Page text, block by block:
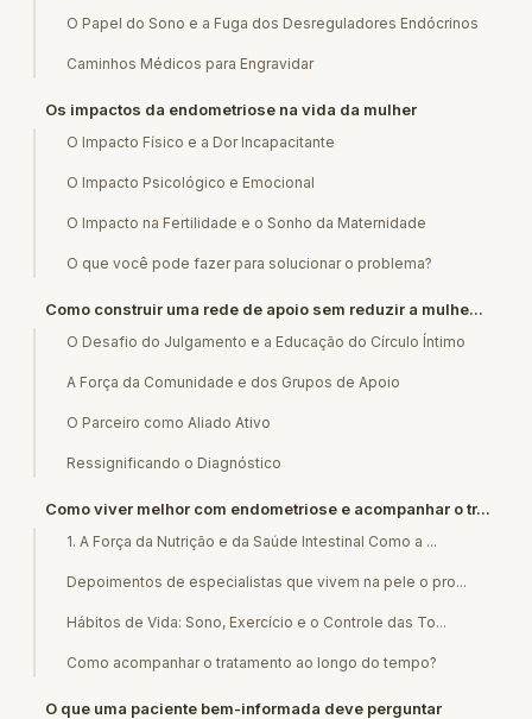
O Papel do Sono e a Fuga dos Desreguladores Endócrinos
Caminhos Médicos para Engravidar
Os impactos da endometriose na vida da mulher
O Impacto Físico e a Dor Incapacitante
O Impacto Psicológico e Emocional
O Impacto na Fertilidade e o Sonho da Maternidade
O que você pode fazer para solucionar o problema?
Como construir uma rede de apoio sem reduzir a mulhe...
O Desafio do Julgamento e a Educação do Círculo Íntimo
A Força da Comunidade e dos Grupos de Apoio
O Parceiro como Aliado Ativo
Ressignificando o Diagnóstico
Como viver melhor com endometriose e acompanhar o tr...
1. A Força da Nutrição e da Saúde Intestinal Como a ...
Depoimentos de especialistas que vivem na pele o pro...
Hábitos de Vida: Sono, Exercício e o Controle das To...
Como acompanhar o tratamento ao longo do tempo?
O que uma paciente bem-informada deve perguntar